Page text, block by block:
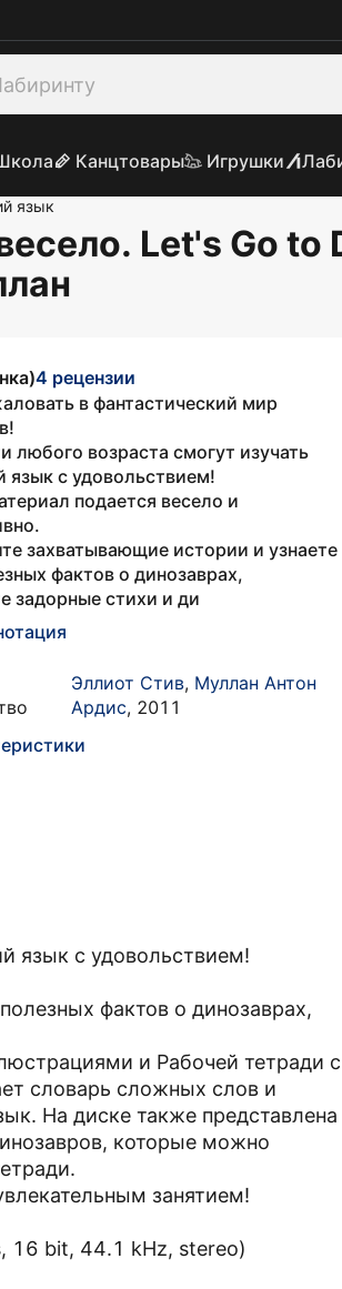
Канцтовары Игрушки
язык
Let's Go
4 рецензии
в фантастический мир
любого возраста смогут изучать
язык с удовольствием!
подается весело и
захватывающие истории и узнаете
фактов о динозаврах,
задорные стихи и ди
Эллиот Стив, Муллан Антон
Ардис, 2011
язык с удовольствием!
фактов о динозаврах,
и Рабочей тетради с
словарь сложных слов и
На диске также представлена
которые можно
занятием!
16 bit, 44.1 kHz, stereo)